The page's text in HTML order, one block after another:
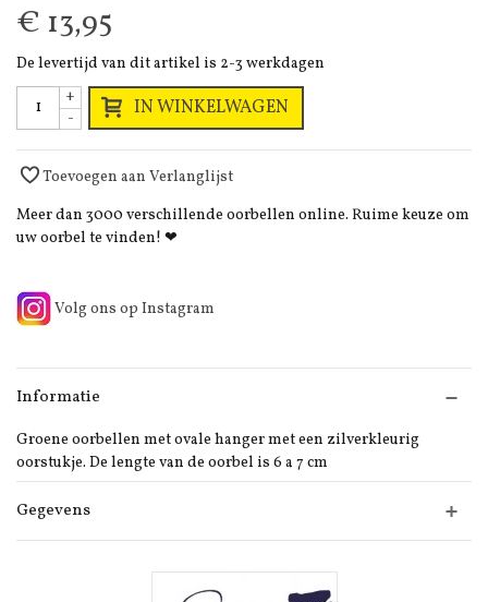
€ 13,95
De levertijd van dit artikel is 2-3 werkdagen
-
+ IN WINKELWAGEN
Toevoegen aan Verlanglijst
Meer dan 3000 verschillende oorbellen online. Ruime keuze om
uw oorbel te vinden! ❤
Volg ons op Instagram
Informatie
Groene oorbellen met ovale hanger met een zilverkleurig
oorstukje. De lengte van de oorbel is 6 a 7 cm
Gegevens